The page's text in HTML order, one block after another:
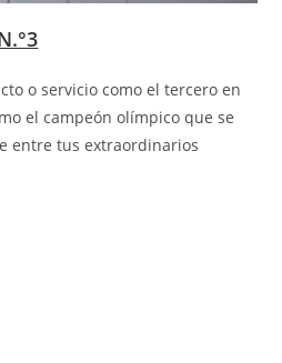
o servicio como el tercero en
el campeón olímpico que se
entre tus extraordinarios